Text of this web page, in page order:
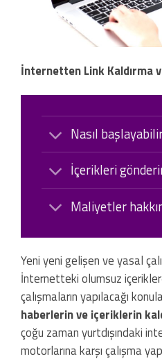
İnternetten Link Kaldırma
Nasıl
İçerikleri
Maliyetler
Yeni yeni gelişen ve yasal
İnternetteki olumsuz
çalışmaların yapılacağı
haberlerin ve içeriklerin
çoğu zaman yurtdışındaki
motorlarına karşı çalışma